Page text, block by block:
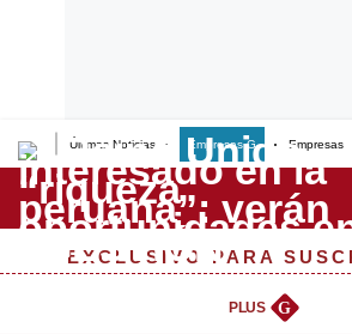
Últimas Noticias Empresas G Empresas
Lo último
Peru Quiosco
EXCLUSIVO PARA
PLUS G